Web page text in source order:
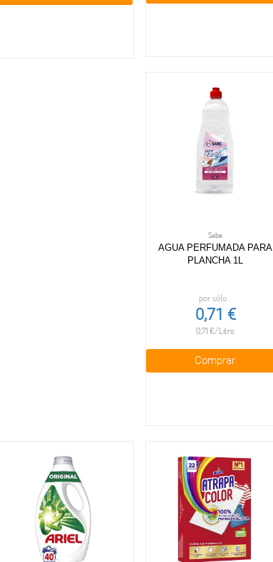
Sabe
AGUA PERFUMADA PARA
PLANCHA 1L
por sólo
0,71 €
0,71 €/Litro
Comprar